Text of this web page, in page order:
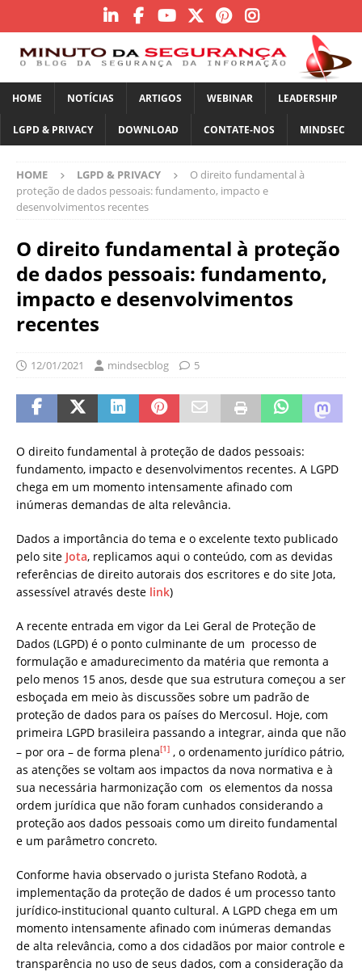
HOME NOTÍCIAS ARTIGOS WEBINAR LEADERSHIP
LGPD & PRIVACY DOWNLOAD CONTATE-NOS MINDSEC
HOME LGPD & PRIVACY
O direito fundamental à
proteção de dados pessoais: fundamento, impacto e
desenvolvimentos recentes
O direito fundamental à proteção
de dados pessoais: fundamento,
impacto e desenvolvimentos
recentes
12/01/2021 mindsecblog 5
O direito fundamental à proteção de dados pessoais:
fundamento, impacto e desenvolvimentos recentes. A LGPD
chega em um momento intensamente afinado com
inúmeras demandas de alta relevância.
Dados a importância do tema e o excelente texto publicado
pelo site Jota, replicamos aqui o conteúdo, com as devidas
referências de direito autorais dos escritores e do site Jota,
assessível através deste link)
A recente entrada em vigor da Lei Geral de Proteção de
Dados (LGPD) é o ponto culminante de um processo de
formulação e amadurecimento da matéria que remonta a
pelo menos 15 anos, desde que sua estrutura começou a ser
esboçada em meio às discussões sobre um padrão de
proteção de dados para os países do Mercosul. Hoje, com
primeira LGPD brasileira passando a integrar, ainda que não
– por ora – de forma plena[1] , o ordenamento jurídico pátrio,
as atenções se voltam aos impactos da nova normativa e à
sua necessária harmonização com os elementos da nossa
ordem jurídica que não foram cunhados considerando a
proteção aos dados pessoais como um direito fundamental
e um parâmetro concreto.
Conforme havia observado o jurista Stefano Rodotà, a
implementação da proteção de dados é um processo tanto
jurídico-institucional quanto cultural. A LGPD chega em um
momento intensamente afinado com inúmeras demandas
de alta relevância, como a dos cidadãos por maior controle e
transparência no uso de seus dados, com a consideração da